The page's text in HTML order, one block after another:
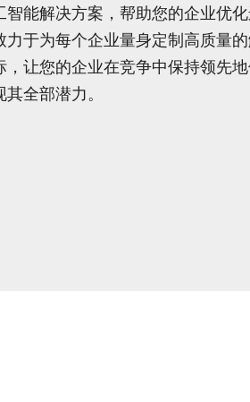
智能解决方案，帮助您的企业优
力于为每个企业量身定制高质量
，让您的企业在竞争中保持领先
全部潜力。